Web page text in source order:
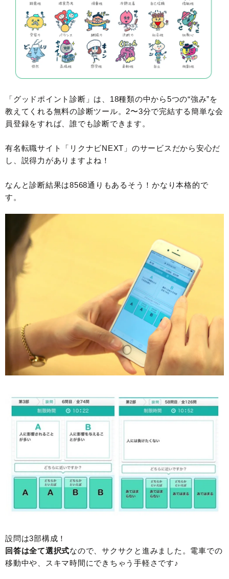
「グッドポイント診断」は、18種類の中から5つの“強み”を
教えてくれる無料の診断ツール。2〜3分で完結する簡単な会
員登録をすれば、誰でも診断できます。
有名転職サイト「リクナビNEXT」のサービスだから安心だ
し、説得力がありますよね！
なんと診断結果は8568通りもあるそう！かなり本格的で
す。
設問は3部構成！
回答は全て選択式なので、サクサクと進みました。電車での
移動中や、スキマ時間にできちゃう手軽さです♪